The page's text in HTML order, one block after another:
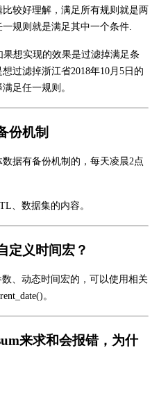
较好理解，满足所有规则就是两
规则就是满足其中一个条件.
想实现的效果是过滤掉满足条
过滤掉浙江省2018年10月5日的
足任一规则。
份机制
据有备份机制的，每天凌晨2点
、数据集的内容。
定义时间宏？
、动态时间宏的，可以使用相关
。
来求和会报错，为什